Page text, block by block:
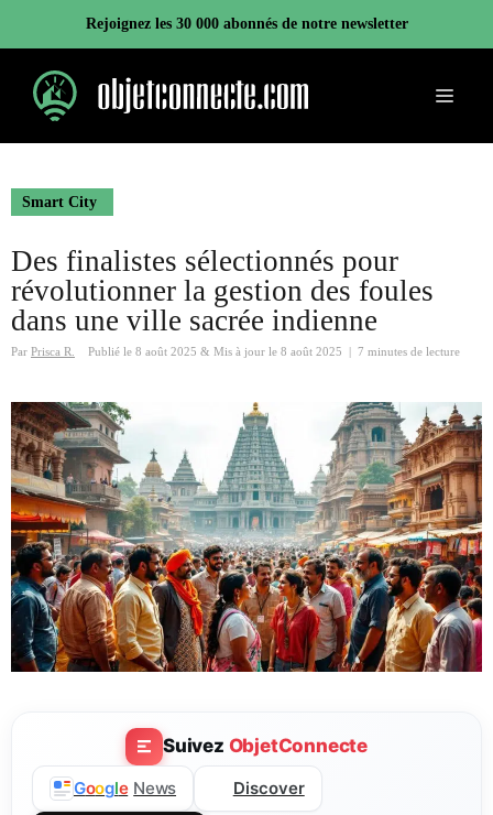
contenu
Rejoignez les 30 000 abonnés de notre newsletter
Menu
Smart City
Des finalistes sélectionnés pour
révolutionner la gestion des foules
dans une ville sacrée indienne
Par Prisca R. Publié le 8 août 2025 & Mis à jour le 8 août 2025 7 minutes de lecture
Suivez ObjetConnecte
Google News Discover